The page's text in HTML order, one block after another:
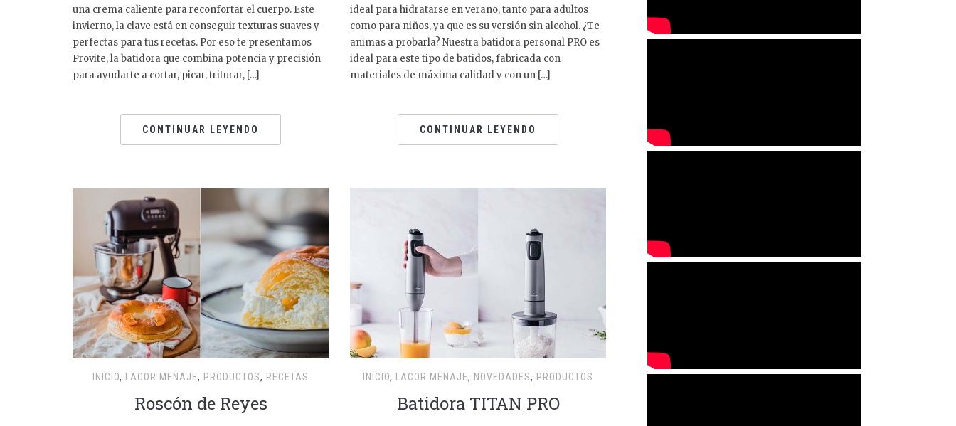
una crema caliente para reconfortar el cuerpo. Este
invierno, la clave está en conseguir texturas suaves y
perfectas para tus recetas. Por eso te presentamos
Provite, la batidora que combina potencia y precisión
para ayudarte a cortar, picar, triturar, […]
CONTINUAR LEYENDO
ideal para hidratarse en verano, tanto para adultos
como para niños, ya que es su versión sin alcohol. ¿Te
animas a probarla? Nuestra batidora personal PRO es
ideal para este tipo de batidos, fabricada con
materiales de máxima calidad y con un […]
CONTINUAR LEYENDO
INICIO, LACOR MENAJE, PRODUCTOS, RECETAS
Roscón de Reyes
INICIO, LACOR MENAJE, NOVEDADES, PRODUCTOS
Batidora TITAN PRO